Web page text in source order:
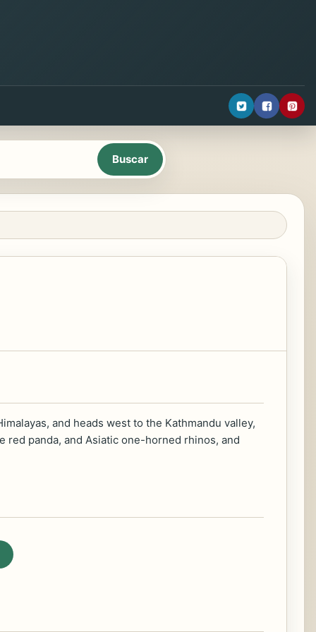
and heads west to the Kathmandu valley,
red panda, and Asiatic one-horned rhinos, and